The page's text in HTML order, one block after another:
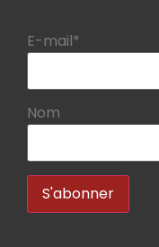
E-mail*
Nom